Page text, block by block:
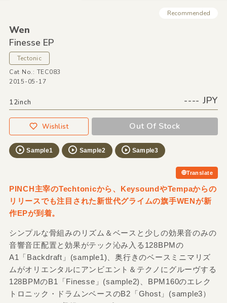
Recommended
Wen
Finesse EP
Tectonic
Cat No.: TEC083
2015-05-17
12inch ---- JPY
Wishlist Out Of Stock
Sample1 Sample2 Sample3
Translate
PINCH主宰のTechtonicから、KeysoundやTempaからの
リリースでも注目された新世代グライムの旗手WENが新
作EPが到着。
シンプルな骨組みのリズム＆ベースと少しの効果音のみの
音響音圧配置と効果がテック沁み入る128BPMの
A1「Backdraft」(sample1)、奥行きのベースミニマリズ
ムがオリエンタルにアンビエント＆テクノにグルーヴする
128BPMのB1「Finesse」(sample2)、BPM160のエレク
トロニック・ドラムンベースのB2「Ghost」(sample3）